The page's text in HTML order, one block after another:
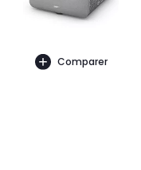
Comparer